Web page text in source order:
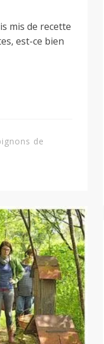
mis de recette
est-ce bien
de